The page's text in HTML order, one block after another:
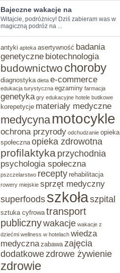
Bajeczne wakacje na
Witajcie, podróżnicy! ‌Dziś zabieram was w
magiczną ‍podróż na ...
antyki apteka asertywność badania
genetyczne biotechnologia
budownictwo choroby
diagnostyka dieta e-commerce
edukacja turystyczna egzaminy farmacja
genetyka gry edukacyjne hotele butikowe
korepetycje materiały medyczne
medycyna motocykle
ochrona przyrody odchudzanie opieka
społeczna opieka zdrowotna
profilaktyka przychodnia
psychologia społeczna
pszczelarstwo recepty rehabilitacja
rowery miejskie sprzęt medyczny
superfoods szkołaszpital
sztuka cyfrowa transport
publicznywakacje wakacje z
dziećmi wellness w hotelach wiedza
medyczna zabawa zajęcia
dodatkowezdrowe żywienie
zdrowie